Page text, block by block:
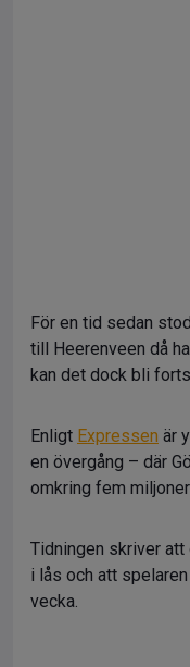
För en tid sedan
till Heerenveen då
kan det dock bli
Enligt Expressen är
en övergång – där
omkring fem
Tidningen skriver att
i lås och att
vecka.